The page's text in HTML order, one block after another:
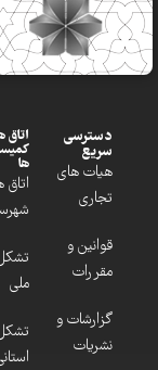
دسترسی
سریع
هیات های
تجاری
قوانین و
مقررات
گزارشات و
نشریات
اتاق
ها
اتاق
ملی